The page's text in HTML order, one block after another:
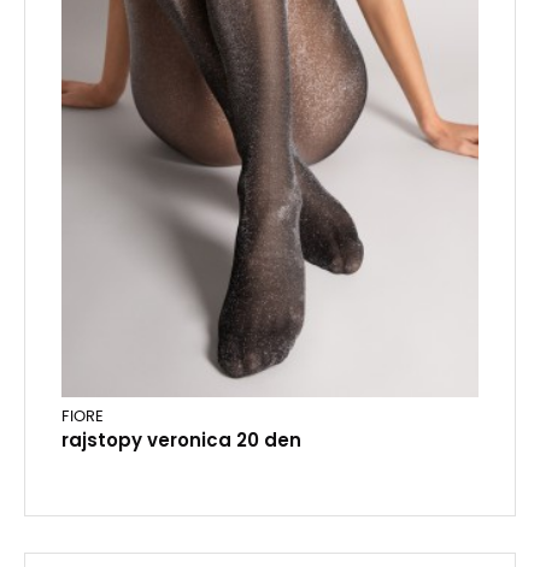
FIORE
rajstopy veronica 20 den